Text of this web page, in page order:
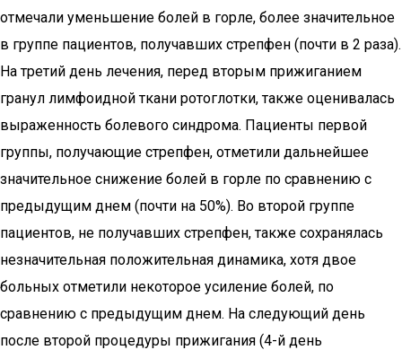
отмечали уменьшение болей в горле, более значительное
в группе пациентов, получавших стрепфен (почти в 2 раза).
На третий день лечения, перед вторым прижиганием
гранул лимфоидной ткани ротоглотки, также оценивалась
выраженность болевого синдрома. Пациенты первой
группы, получающие стрепфен, отметили дальнейшее
значительное снижение болей в горле по сравнению с
предыдущим днем (почти на 50%). Во второй группе
пациентов, не получавших стрепфен, также сохранялась
незначительная положительная динамика, хотя двое
больных отметили некоторое усиление болей, по
сравнению с предыдущим днем. На следующий день
после второй процедуры прижигания (4-й день